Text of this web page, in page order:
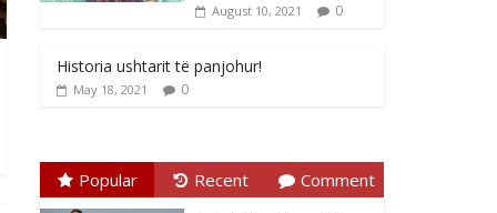
August 10, 2021 0
Historia ushtarit të panjohur!
May 18, 2021 0
Popular Recent Comment